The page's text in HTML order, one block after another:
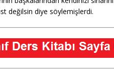
değilsin diye söylemişlerdi.